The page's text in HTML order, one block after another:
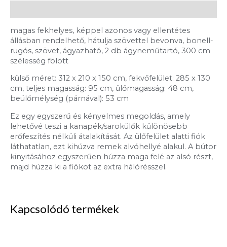
magas fekhelyes, képpel azonos vagy ellentétes
állásban rendelhető, hátulja szövettel bevonva, bonell-
rugós, szövet, ágyazható, 2 db ágyneműtartó, 300 cm
szélesség fölött
külső méret: 312 x 210 x 150 cm, fekvőfelület: 285 x 130
cm, teljes magasság: 95 cm, ülőmagasság: 48 cm,
beülőmélység (párnával): 53 cm
Ez egy egyszerű és kényelmes megoldás, amely
lehetővé teszi a kanapék/sarokülők különösebb
erőfeszítés nélküli átalakítását. Az ülőfelület alatti fiók
láthatatlan, ezt kihúzva remek alvóhellyé alakul. A bútor
kinyitásához egyszerűen húzza maga felé az alsó részt,
majd húzza ki a fiókot az extra hálórésszel.
Kapcsolódó termékek